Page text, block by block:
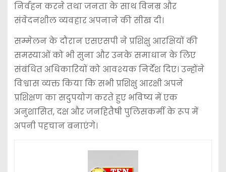
निर्वहन करने तथा जनता के साथ विनम्र और
संवेदनशील व्यवहार अपनाने की सीख दी।
सम्मेलन के दौरान एसएसपी ने प्रशिक्षु आरक्षियों की
समस्याओं को भी सुना और उनके समाधान के लिए
संबंधित अधिकारियों को आवश्यक निर्देश दिए। उन्होंने
विश्वास व्यक्त किया कि सभी प्रशिक्षु आरक्षी अपने
प्रशिक्षण का सदुपयोग करते हुए भविष्य में एक
अनुशासित, दक्ष और जनहितैषी पुलिसकर्मी के रूप में
अपनी पहचान बनाएंगे।